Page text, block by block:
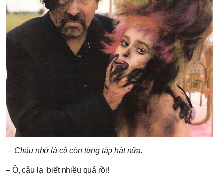
– Cháu nhớ là cô còn từng tập hát nữa.
– Ồ, cậu lại biết nhiều quá rồi!